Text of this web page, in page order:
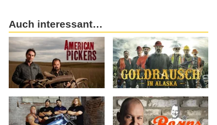
Auch interessant…